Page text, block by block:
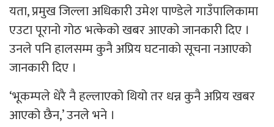
यता, प्रमुख जिल्ला अधिकारी उमेश पाण्डेले गाउँपालिकामा
एउटा पूरानो गोठ भत्केको खबर आएको जानकारी दिए ।
उनले पनि हालसम्म कुनै अप्रिय घटनाको सूचना नआएको
जानकारी दिए ।
‘भूकम्पले धेरै नै हल्लाएको थियो तर धन्न कुनै अप्रिय खबर
आएको छैन,’ उनले भने ।